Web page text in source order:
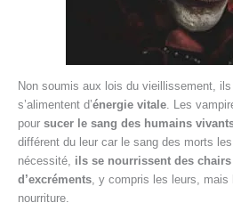
Non soumis aux lois du vieillissement,
s’alimentent d’énergie vitale . Les
pour sucer le sang des humains
différent du leur car le sang des morts
nécessité, ils se nourrissent des
d’excréments , y compris les leurs,
nourriture.